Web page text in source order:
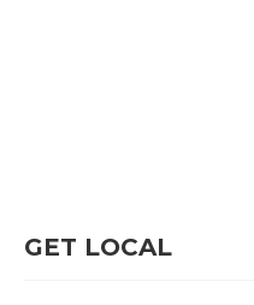
GET LOCAL